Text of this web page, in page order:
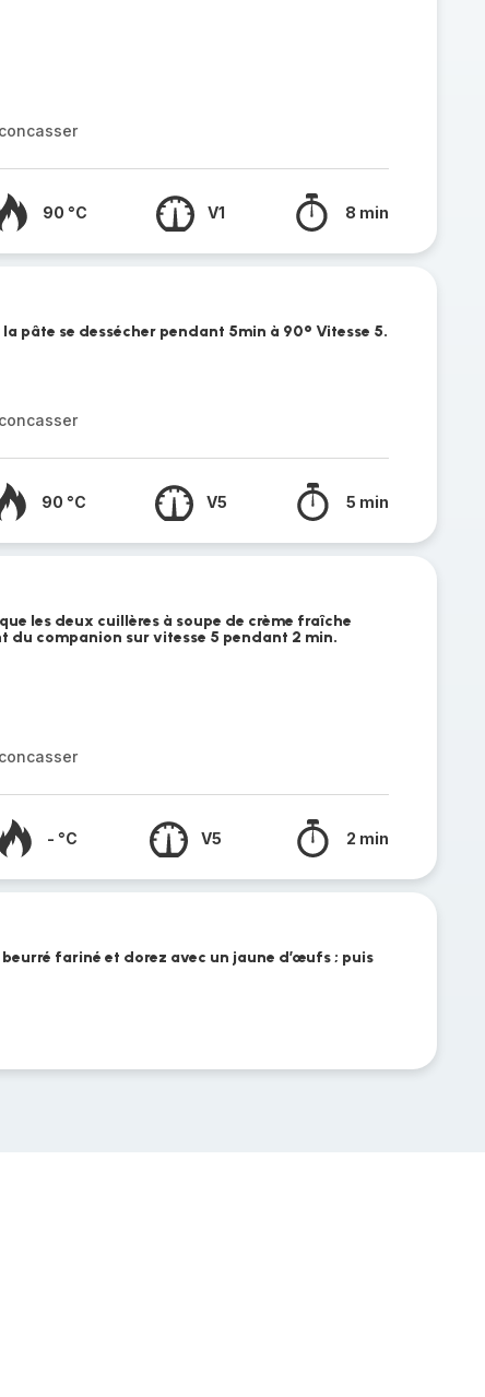
90 °C V1 8 min
pâte se dessécher pendant 5min à 90° Vitesse 5.
90 °C V5 5 min
les deux cuillères à soupe de crème fraîche
du companion sur vitesse 5 pendant 2 min.
- °C V5 2 min
fariné et dorez avec un jaune d’œufs ; puis